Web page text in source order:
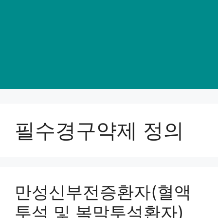
필수경구약제 정의
만성신부전증환자(혈액
투석 및 복막투석환자)